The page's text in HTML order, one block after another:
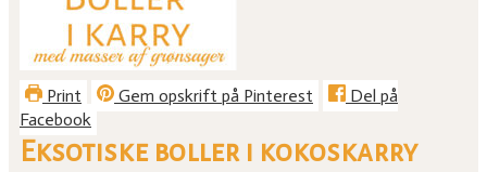
Print Gem opskrift på Pinterest
Del på
Facebook
Eksotiske boller i kokoskarry